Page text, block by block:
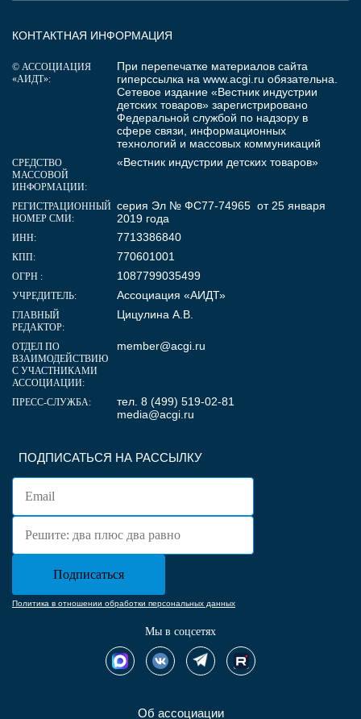
Об ассоциации
ПОДПИСАТЬСЯ НА РАССЫЛКУ
Политика в отношении обработки персональных данных
Мы в соцсетях
КОНТАКТНАЯ ИНФОРМАЦИЯ
© АССОЦИАЦИЯ
«АИДТ»:
При перепечатке материалов сайта
гиперссылка на www.acgi.ru обязательна.
Сетевое издание «Вестник индустрии
детских товаров» зарегистрировано
Федеральной службой по надзору в
сфере связи, информационных
технологий и массовых коммуникаций
СРЕДСТВО
МАССОВОЙ
ИНФОРМАЦИИ:
«Вестник индустрии детских товаров»
РЕГИСТРАЦИОННЫЙ
НОМЕР СМИ:
серия Эл № ФС77-74965 от 25 января
2019 года
ИНН: 7713386840
КПП: 770601001
ОГРН : 1087799035499
УЧРЕДИТЕЛЬ: Ассоциация «АИДТ»
ГЛАВНЫЙ
РЕДАКТОР:
Цицулина А.В.
ОТДЕЛ ПО
ВЗАИМОДЕЙСТВИЮ
С УЧАСТНИКАМИ
АССОЦИАЦИИ:
member@acgi.ru
ПРЕСС-СЛУЖБА:
тел. 8 (499) 519-02-81
media@acgi.ru